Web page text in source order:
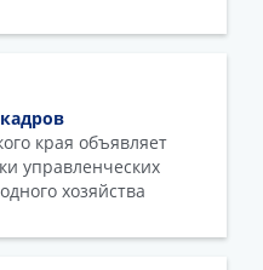
края объявляет
управленческих
хозяйства